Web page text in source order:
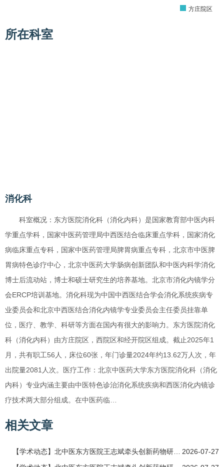
方庄院区
所在科室
消化科
科室概况：东方医院消化科（消化内科）是国家教育部中医内科
学重点学科，国家中医药管理局中西医结合临床重点学科，国家消化
病临床重点专科，国家中医药管理局脾胃病重点专科，北京市中医脾
胃病特色诊疗中心，北京中医药大学肠病创新团队和中医内科学消化
博士后流动站，博士和硕士研究生的培养基地。北京市消化内镜学分
会ERCP培训基地。消化科现为中国中西医结合学会消化系统疾病专
业委员会和北京中西医结合消化内镜学专业委员会主任委员挂靠单
位，医疗、教学、科研等方面在国内有很大的影响力。东方医院消化
科（消化内科）由方庄院区，西院区和经开院区组成。截止2025年1
月，共有职工56人，床位60张，年门诊量2024年约13.62万人次，年
出院量2081人次。医疗工作：北京中医药大学东方医院消化科（消化
内科）专业内涵主要由中医特色诊治消化系统疾病和西医消化内镜诊
疗技术两大部分组成。在中医药临…
相关文章
2026-07-27
【学术动态】北中医东方医院王志斌牵头创新药物研发国家科技重大专项课题三部分